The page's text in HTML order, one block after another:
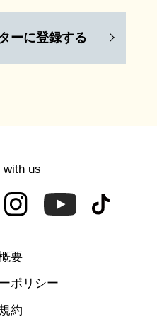
ーに登録する
with us
要
ポリシー
約